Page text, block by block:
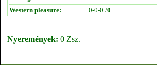
Western pleasure:
0-0-0 /0
Nyeremények: 0 Zsz.